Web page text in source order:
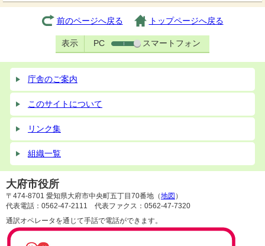
前のページへ戻る トップページへ戻る
表示 PC スマートフォン
庁舎のご案内
このサイトについて
リンク集
組織一覧
大府市役所
〒474-8701 愛知県大府市中央町五丁目70番地（地図 ）
代表電話：0562-47-2111 代表ファクス：0562-47-7320
通訳オペレータを通じて手話で電話ができます。